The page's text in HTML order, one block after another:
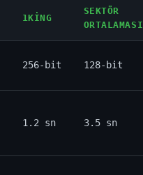
1KING
SEKTÖR
ORTALAMASI
256-bit 128-bit
1.2 sn 3.5 sn